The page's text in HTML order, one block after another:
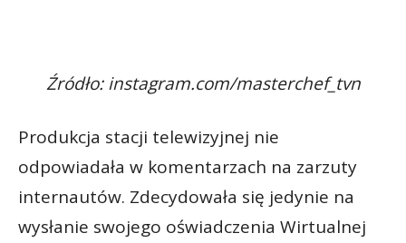
Źródło: instagram.com/masterchef_tvn
Produkcja stacji telewizyjnej nie
odpowiadała w komentarzach na zarzuty
internautów. Zdecydowała się jedynie na
wysłanie swojego oświadczenia Wirtualnej